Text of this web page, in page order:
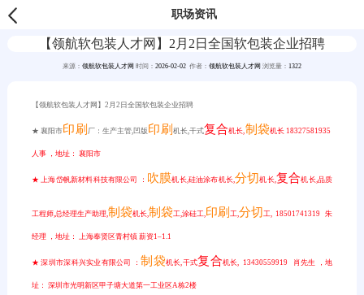
职场资讯
【领航软包装人才网】2月2日全国软包装企业招聘
来源： 领航软包装人才网 时间： 2026-02-02 作者： 领航软包装人才网 浏览量： 1322
【领航软包装人才网】2月2日全国软包装企业招聘
★ 襄阳市印刷 厂：生产主管,凹版 印刷 机长,干式复合机长,制袋机长 18327581935
人事 ，地址： 襄阳市
★ 上海岱帆新材料科技有限公司 ： 吹膜机长,硅油涂布机长,分切机长,复合机长,品质
工程师,总经理生产助理,制袋机长,制袋工,涂硅工,印刷工,分切工, 18501741319 朱
经理 ，地址： 上海奉贤区青村镇 薪资1–1.1
★ 深圳市深科兴实业有限公司 ：制袋机长,干式复合机长, 13430559919 肖先生 ，地
址： 深圳市光明新区甲子塘大道第一工业区A栋2楼